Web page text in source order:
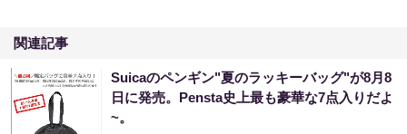
関連記事
Suicaのペンギン"夏のラッキーバッグ"が8月8
日に発売。Pensta史上最も豪華な7点入りだよ
~。